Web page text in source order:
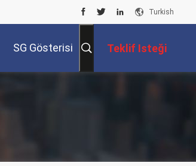
Turkish
SG Gösterisi Teklif Isteği